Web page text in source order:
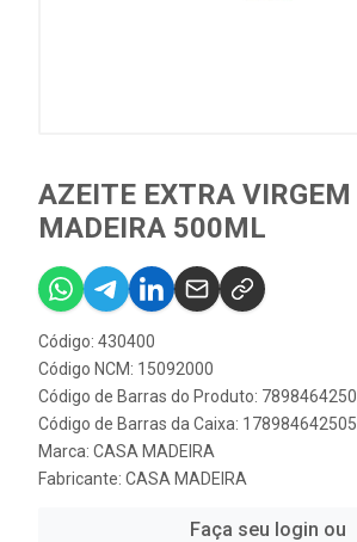
AZEITE EXTRA
MADEIRA 500ML
Código: 430400
Código NCM: 15092000
Código de Barras do Produto:
Código de Barras da Caixa:
Marca: CASA MADEIRA
Fabricante: CASA MADEIRA
Faça seu login ou